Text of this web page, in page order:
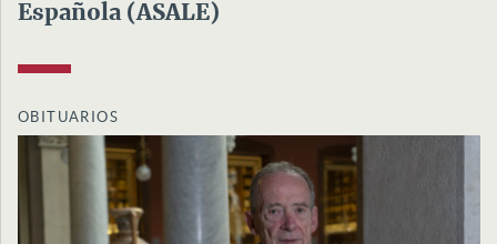
Española (ASALE)
OBITUARIOS